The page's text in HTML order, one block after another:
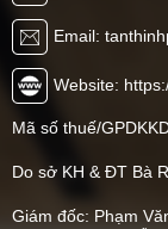
Email:
Website:
Mã số thuế/
Do sở KH & ĐT Bà
Giám đốc: Phạm